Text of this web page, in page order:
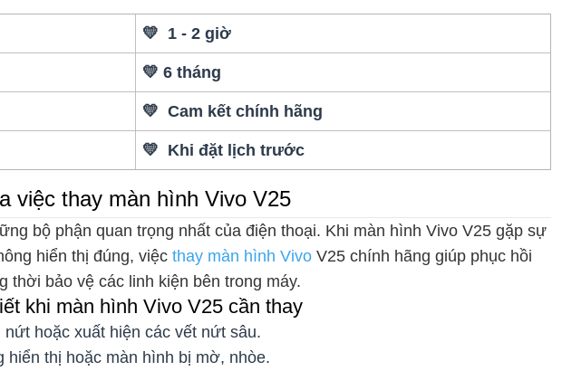
💛 1 - 2 giờ
💛 6 tháng
💛 Cam kết chính hãng
💛 Khi đặt lịch trước
việc thay màn hình Vivo V25
bộ phận quan trọng nhất của điện thoại. Khi màn hình Vivo V25 gặp sự
hiển thị đúng, việc thay màn hình Vivo V25 chính hãng giúp phục hồi
thời bảo vệ các linh kiện bên trong máy.
khi màn hình Vivo V25 cần thay
hoặc xuất hiện các vết nứt sâu.
hiển thị hoặc màn hình bị mờ, nhòe.